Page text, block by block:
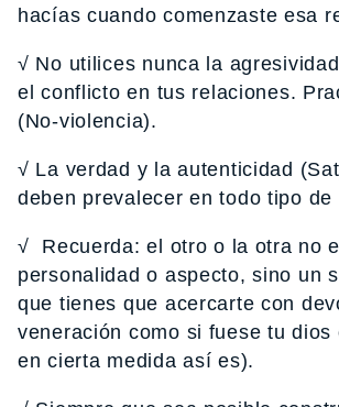
hacías cuando comenzaste esa
√ No utilices nunca la
el conflicto en tus relaciones.
(No-violencia).
√ La verdad y la autenticidad
deben prevalecer en todo tipo de
√ Recuerda: el otro o la otra no
personalidad o aspecto, sino un
que tienes que acercarte con
veneración como si fuese tu dios
en cierta medida así es).